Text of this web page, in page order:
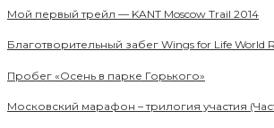
Мой первый трейл — KANT Moscow Trail 2014
Благотворительный забег Wings for Life World
Пробег «Осень в парке Горького»
Московский марафон – трилогия участия